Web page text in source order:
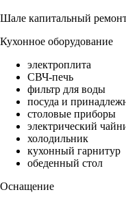
Шале капитальный
Кухонное оборудование
электроплита
СВЧ-печь
фильтр для воды
посуда и
столовые приборы
электрический
холодильник
кухонный гарнитур
обеденный стол
Оснащение